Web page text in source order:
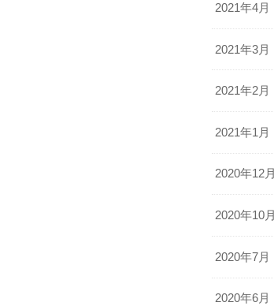
2021年4月
2021年3月
2021年2月
2021年1月
2020年12月
2020年10月
2020年7月
2020年6月